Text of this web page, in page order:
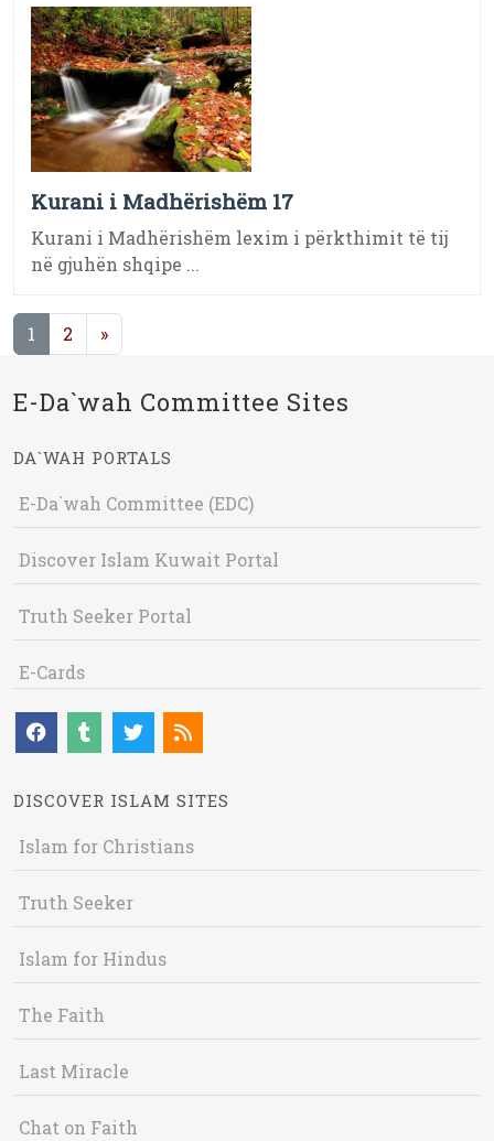
Kurani i Madhërishëm 17
Kurani i Madhërishëm lexim i përkthimit të tij
në gjuhën shqipe ...
1 (current)
2 »
E-Da`wah Committee Sites
DA`WAH PORTALS
E-Da`wah Committee (EDC)
Discover Islam Kuwait Portal
Truth Seeker Portal
E-Cards
DISCOVER ISLAM SITES
Islam for Christians
Truth Seeker
Islam for Hindus
The Faith
Last Miracle
Chat on Faith